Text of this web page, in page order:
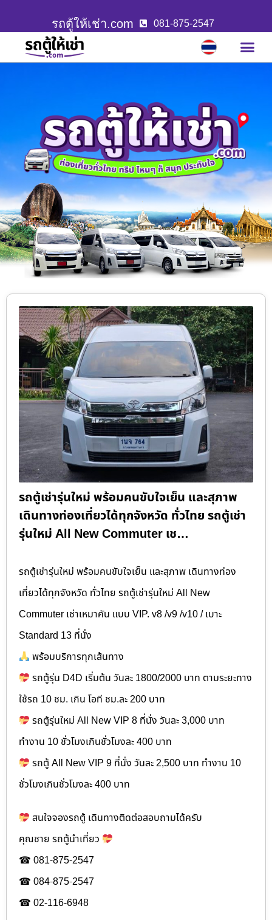
รถตู้ให้เช่า.com 081-875-2547
รถตู้เช่ารุ่นใหม่ พร้อมคนขับใจเย็น และสุภาพ
เดินทางท่องเที่ยวได้ทุกจังหวัด ทั่วไทย รถตู้เช่า
รุ่นใหม่ All New Commuter เช…
รถตู้เช่ารุ่นใหม่ พร้อมคนขับใจเย็น และสุภาพ เดินทางท่อง
เที่ยวได้ทุกจังหวัด ทั่วไทย รถตู้เช่ารุ่นใหม่ All New
Commuter เช่าเหมาคัน แบบ VIP. v8 /v9 /v10 / เบาะ
Standard 13 ที่นั่ง
พร้อมบริการทุกเส้นทาง
รถตู้รุ่น D4D เริ่มต้น วันละ 1800​/2000 บาท ตามระยะทาง
ใช้รถ 10 ชม. เกิน โอที ชม.ละ 200 บาท
รถตู้รุ่นใหม่ All New VIP 8 ที่นั่ง วันละ 3,000 บาท
ทำงาน 10 ชั่วโมงเกินชั่วโมงละ 400 บาท
รถตู้ All New VIP 9 ที่นั่ง วันละ 2,500 บาท ทำงาน 10
ชั่วโมงเกินชั่วโมงละ 400 บาท
สนใจจองรถตู้ เดินทาง​ติดต่อสอบถามได้ครับ
คุณชาย รถตู้นำเที่ยว
☎ 081-875-2547
☎ 084-875-2547
☎ 02-116-6948